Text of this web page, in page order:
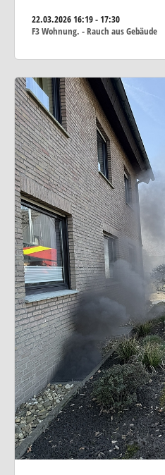
22.03.202616:19 - 17:30
F3 Wohnung. - Rauch aus Gebäude